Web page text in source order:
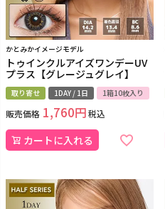
かとみかイメージモデル
トゥインクルアイズワンデーUV
プラス【グレージュグレイ】
取り寄せ 1DAY / 1日 1箱10枚入り
販売価格 1,760 税込
カートに入れる